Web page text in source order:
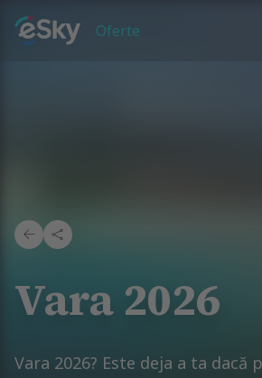
Oferte
Vara 2026
Vara 2026? Este deja a ta dacă